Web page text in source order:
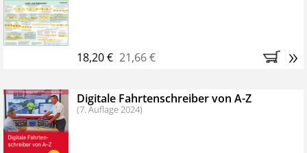
Bestellen Sie jetzt das VerkehrsRundschau Profipaket im
Kennenlern-Abo für zwei Monate (inkl. der derzeitig
Monaten brauchen Sie nichts weiter tun, das
Abonnement endet automatisch, es entstehen keine
weiteren Verpflichtungen.
18,20 € 21,66 € »
Digitale Fahrtenschreiber von A-Z
(7. Auflage 2024)